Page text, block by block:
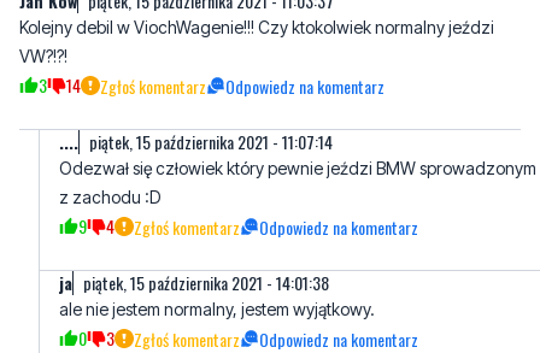
Kolejny debil w ViochWagenie!!! Czy ktokolwiek normalny jeździ
VW?!?!
3 14 Zgłoś komentarz Odpowiedz na komentarz
.... piątek, 15 października 2021 - 11:07:14
Odezwał się człowiek który pewnie jeździ BMW sprowadzonym
z zachodu :D
9 4 Zgłoś komentarz Odpowiedz na komentarz
ja piątek, 15 października 2021 - 14:01:38
ale nie jestem normalny, jestem wyjątkowy.
0 3 Zgłoś komentarz Odpowiedz na komentarz